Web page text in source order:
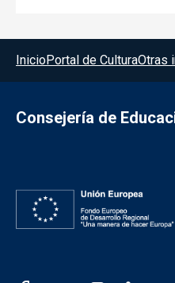
Menú del pie
InicioPortal de CulturaOtras
Consejería de